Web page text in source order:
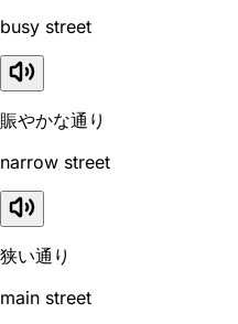
busy street
賑やかな通り
narrow street
狭い通り
main street